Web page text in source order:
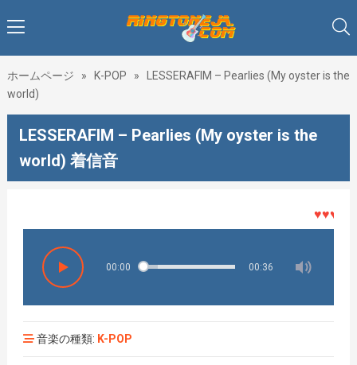
ホームページ » K-POP »
LESSERAFIM – Pearlies (My oyster is the
world)
LESSERAFIM – Pearlies (My oyster is the
world) 着信音
♥♥♥着メ
00:00 00:36
音楽の種類: K-POP